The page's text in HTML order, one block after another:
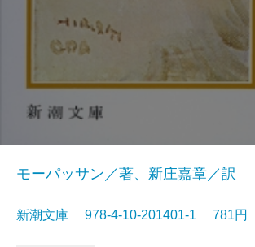
モーパッサン／著、新庄嘉章／訳
新潮文庫 978-4-10-201401-1 781円